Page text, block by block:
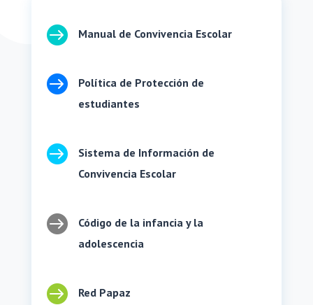
 Manual de Convivencia Escolar

Política de Protección de
estudiantes

Sistema de Información de
Convivencia Escolar

Código de la infancia y la
adolescencia
 Red Papaz